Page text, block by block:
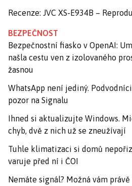
Recenze: JVC XS-E934B –
BEZPEČNOST
Bezpečnostní fiasko v OpenAI:
našla cestu ven z izolovaného
žasnou
WhatsApp není jediný.
pozor na Signalu
Ihned si aktualizujte Windows.
chyb, dvě z nich už se zneužívají
Tuhle klimatizaci si domů
varuje před ní i ČOI
Nemáte signál? Možná vám